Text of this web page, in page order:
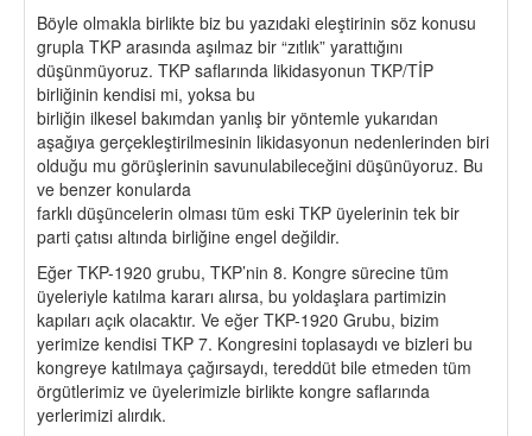
Böyle olmakla birlikte biz bu yazıdaki eleştirinin söz konusu
grupla TKP arasında aşılmaz bir “zıtlık” yarattığını
düşünmüyoruz. TKP saflarında likidasyonun TKP/TİP
birliğinin kendisi mi, yoksa bu
birliğin ilkesel bakımdan yanlış bir yöntemle yukarıdan
aşağıya gerçekleştirilmesinin likidasyonun nedenlerinden biri
olduğu mu görüşlerinin savunulabileceğini düşünüyoruz. Bu
ve benzer konularda
farklı düşüncelerin olması tüm eski TKP üyelerinin tek bir
parti çatısı altında birliğine engel değildir.
Eğer TKP-1920 grubu, TKP’nin 8. Kongre sürecine tüm
üyeleriyle katılma kararı alırsa, bu yoldaşlara partimizin
kapıları açık olacaktır. Ve eğer TKP-1920 Grubu, bizim
yerimize kendisi TKP 7. Kongresini toplasaydı ve bizleri bu
kongreye katılmaya çağırsaydı, tereddüt bile etmeden tüm
örgütlerimiz ve üyelerimizle birlikte kongre saflarında
yerlerimizi alırdık.